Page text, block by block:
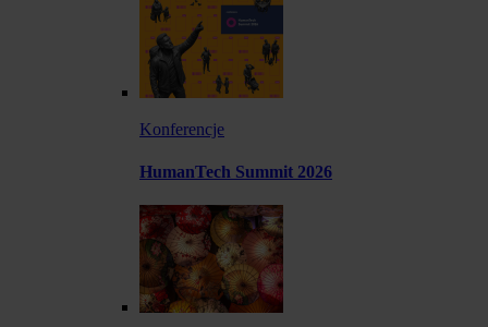
Konferencje
HumanTech Summit 2026